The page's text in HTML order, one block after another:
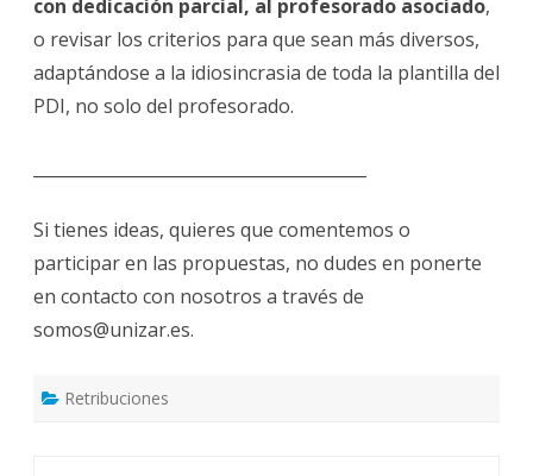
con dedicación parcial, al profesorado asociado,
o revisar los criterios para que sean más diversos,
adaptándose a la idiosincrasia de toda la plantilla del
PDI, no solo del profesorado.
Si tienes ideas, quieres que comentemos o
participar en las propuestas, no dudes en ponerte
en contacto con nosotros a través de
somos@unizar.es.
Retribuciones